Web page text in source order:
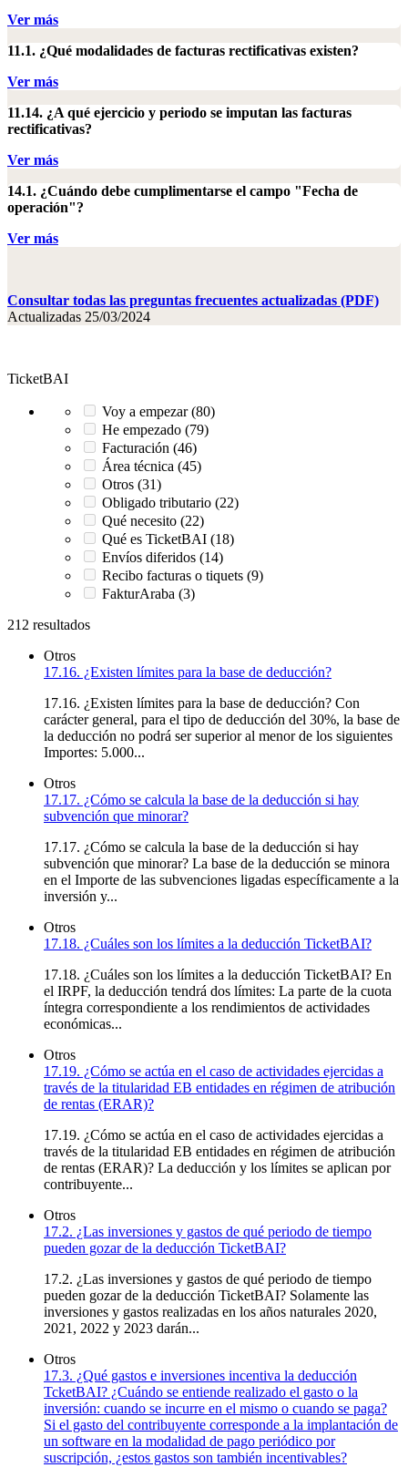
Ver más
11.1. ¿Qué modalidades de facturas rectificativas existen?
Ver más
11.14. ¿A qué ejercicio y periodo se imputan las facturas
rectificativas?
Ver más
14.1. ¿Cuándo debe cumplimentarse el campo "Fecha de
operación"?
Ver más
Consultar todas las preguntas frecuentes actualizadas (PDF)
Actualizadas 25/03/2024
TicketBAI
Voy a empezar (80)
He empezado (79)
Facturación (46)
Área técnica (45)
Otros (31)
Obligado tributario (22)
Qué necesito (22)
Qué es TicketBAI (18)
Envíos diferidos (14)
Recibo facturas o tiquets (9)
FakturAraba (3)
212 resultados
Otros
17.16. ¿Existen límites para la base de deducción?
17.16. ¿Existen límites para la base de deducción? Con
carácter general, para el tipo de deducción del 30%, la base de
la deducción no podrá ser superior al menor de los siguientes
Importes: 5.000...
Otros
17.17. ¿Cómo se calcula la base de la deducción si hay
subvención que minorar?
17.17. ¿Cómo se calcula la base de la deducción si hay
subvención que minorar? La base de la deducción se minora
en el Importe de las subvenciones ligadas específicamente a la
inversión y...
Otros
17.18. ¿Cuáles son los límites a la deducción TicketBAI?
17.18. ¿Cuáles son los límites a la deducción TicketBAI? En
el IRPF, la deducción tendrá dos límites: La parte de la cuota
íntegra correspondiente a los rendimientos de actividades
económicas...
Otros
17.19. ¿Cómo se actúa en el caso de actividades ejercidas a
través de la titularidad EB entidades en régimen de atribución
de rentas (ERAR)?
17.19. ¿Cómo se actúa en el caso de actividades ejercidas a
través de la titularidad EB entidades en régimen de atribución
de rentas (ERAR)? La deducción y los límites se aplican por
contribuyente...
Otros
17.2. ¿Las inversiones y gastos de qué periodo de tiempo
pueden gozar de la deducción TicketBAI?
17.2. ¿Las inversiones y gastos de qué periodo de tiempo
pueden gozar de la deducción TicketBAI? Solamente las
inversiones y gastos realizadas en los años naturales 2020,
2021, 2022 y 2023 darán...
Otros
17.3. ¿Qué gastos e inversiones incentiva la deducción
TcketBAI? ¿Cuándo se entiende realizado el gasto o la
inversión: cuando se incurre en el mismo o cuando se paga?
Si el gasto del contribuyente corresponde a la implantación de
un software en la modalidad de pago periódico por
suscripción, ¿estos gastos son también incentivables?